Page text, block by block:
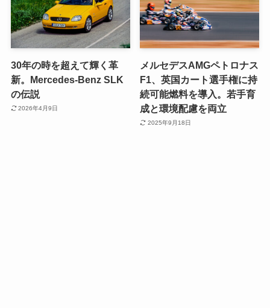
30年の時を超えて輝く革
新。Mercedes-Benz SLK
の伝説
2026年4月9日
メルセデスAMGペトロナス
F1、英国カート選手権に持
続可能燃料を導入。若手育
成と環境配慮を両立
2025年9月18日